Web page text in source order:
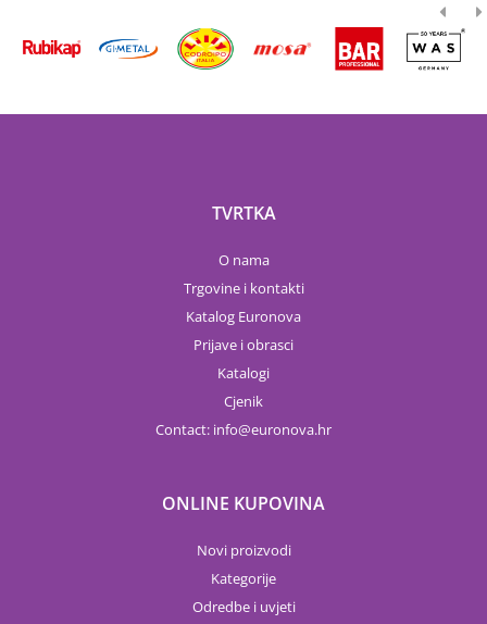
TVRTKA
O nama
Trgovine i kontakti
Katalog Euronova
Prijave i obrasci
Katalogi
Cjenik
Contact: info euronova.hr
ONLINE KUPOVINA
Novi proizvodi
Kategorije
Odredbe i uvjeti